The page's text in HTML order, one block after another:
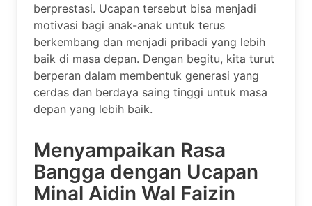
berprestasi. Ucapan tersebut bisa menjadi
motivasi bagi anak-anak untuk terus
berkembang dan menjadi pribadi yang lebih
baik di masa depan. Dengan begitu, kita turut
berperan dalam membentuk generasi yang
cerdas dan berdaya saing tinggi untuk masa
depan yang lebih baik.
Menyampaikan Rasa
Bangga dengan Ucapan
Minal Aidin Wal Faizin